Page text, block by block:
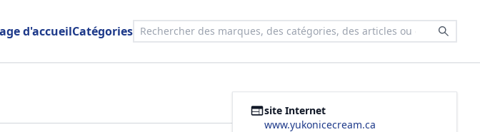
d'accueilCatégories
site Internet
www.yukonicecream.ca